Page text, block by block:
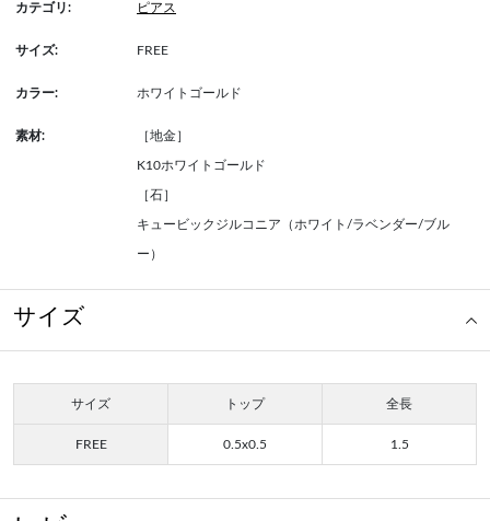
カテゴリ: ピアス
サイズ: FREE
カラー: ホワイトゴールド
素材: ［地金］
K10ホワイトゴールド
［石］
キュービックジルコニア（ホワイト/ラベンダー/ブル
ー）
サイズ
サイズ トップ 全長
FREE 0.5x0.5 1.5